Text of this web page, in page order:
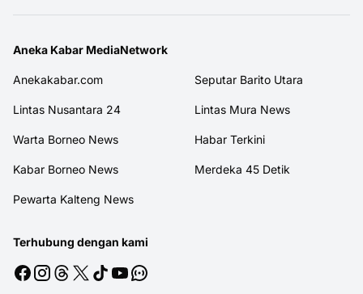
Aneka Kabar MediaNetwork
Anekakabar.com Seputar Barito Utara
Lintas Nusantara 24 Lintas Mura News
Warta Borneo News Habar Terkini
Kabar Borneo News Merdeka 45 Detik
Pewarta Kalteng News
Terhubung dengan kami